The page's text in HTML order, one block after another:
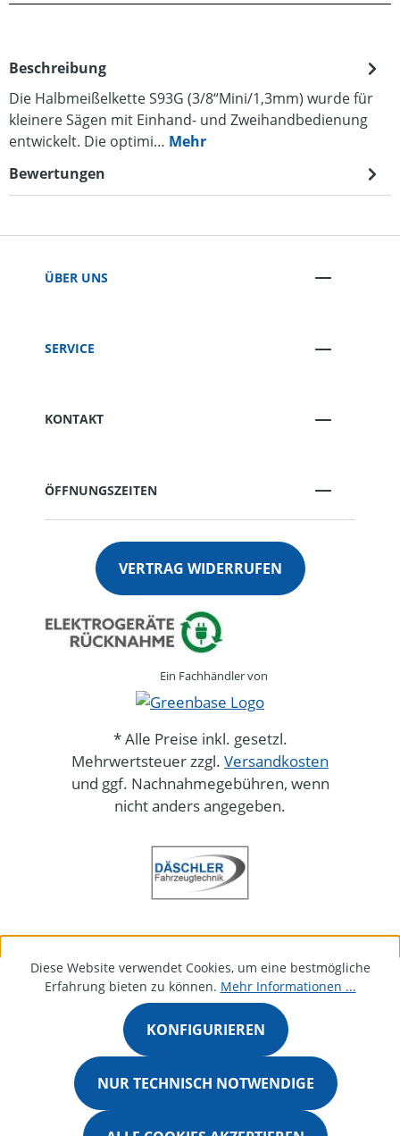
Beschreibung
Die Halbmeißelkette S93G (3/8“Mini/1,3mm) wurde für
kleinere Sägen mit Einhand- und Zweihandbedienung
entwickelt. Die optimi… Mehr
Bewertungen
ÜBER UNS
SERVICE
KONTAKT
ÖFFNUNGSZEITEN
VERTRAG WIDERRUFEN
Ein Fachhändler von
* Alle Preise inkl. gesetzl.
Mehrwertsteuer zzgl. Versandkosten
und ggf. Nachnahmegebühren, wenn
nicht anders angegeben.
Diese Website verwendet Cookies, um eine bestmögliche
Erfahrung bieten zu können. Mehr Informationen ...
NUR TECHNISCH NOTWENDIGE
KONFIGURIEREN